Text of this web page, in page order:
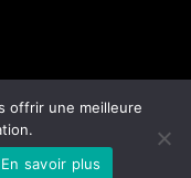
offrir une meilleure
En savoir plus